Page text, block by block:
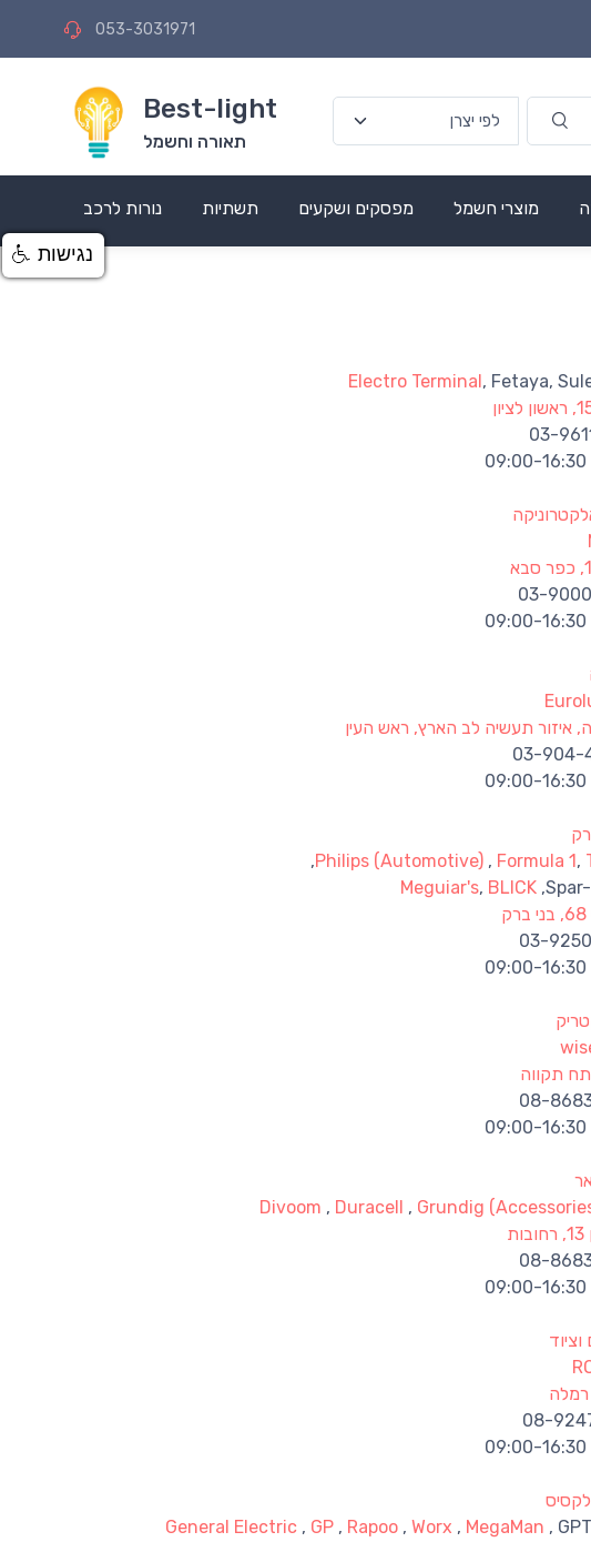
053-3031971
Best-light
תאורה וחשמל
מוצרי חשמל מפסקים ושקעים תשתיות נורות לרכב
Electro Terminal, Fetaya,
איזור תעשיה לב הארץ, ראש העין
Philips (Automotive) , Formula 1,
,
Meguiar's, BLICK
Divoom , Duracell , Grundig
General Electric , GP , Rapoo , Worx , MegaMan ,
נגישות